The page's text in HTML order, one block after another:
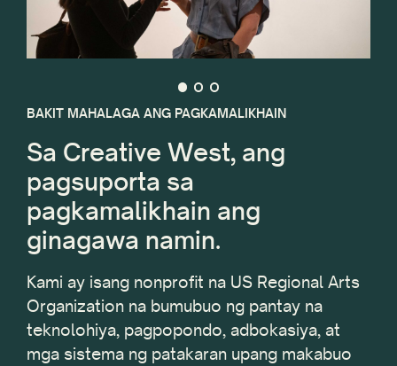
BAKIT MAHALAGA ANG PAGKAMALIKHAIN
Sa Creative West, ang
pagsuporta sa
pagkamalikhain ang
ginagawa namin.
Kami ay isang nonprofit na US Regional Arts
Organization na bumubuo ng pantay na
teknolohiya, pagpopondo, adbokasiya, at
mga sistema ng patakaran upang makabuo